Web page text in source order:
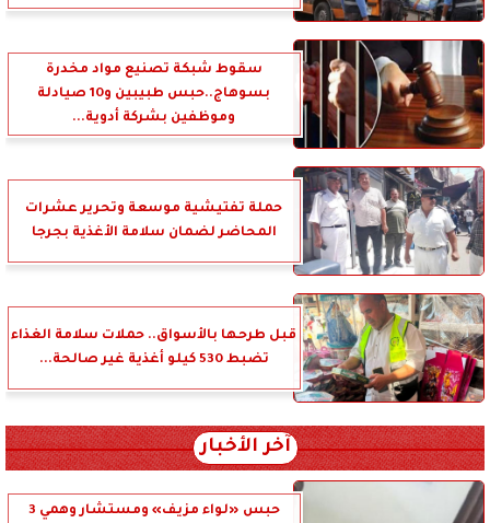
سقوط شبكة تصنيع مواد مخدرة
بسوهاج..حبس طبيبين و10 صيادلة
وموظفين بشركة أدوية...
حملة تفتيشية موسعة وتحرير عشرات
المحاضر لضمان سلامة الأغذية بجرجا
قبل طرحها بالأسواق.. حملات سلامة الغذاء
تضبط 530 كيلو أغذية غير صالحة...
آخر الأخبار
حبس «لواء مزيف» ومستشار وهمي 3